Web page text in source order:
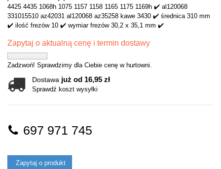
4425 4435 1068h 1075 1157 1158 1165 1175 1169h ✔️ al120068
331015510 az42031 al120068 az35258 kawe 3430 ✔️ średnica 310 mm
✔️ ilość frezów 10 ✔️ wymiar frezów 30,2 x 35,1 mm ✔️
Zapytaj o aktualną cenę i termin dostawy
Zadzwoń! Sprawdzimy dla Ciebie cenę w hurtowni.
Dostawa już od 16,95 zł
Sprawdź koszt wysyłki
697 971 745
Zapytaj o produkt